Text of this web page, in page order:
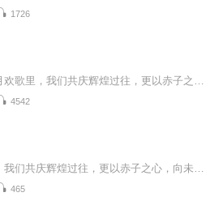
1726
4542
465